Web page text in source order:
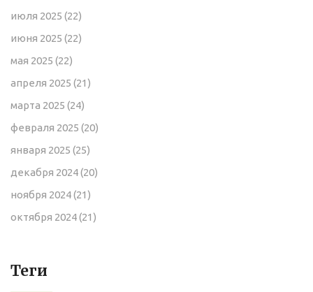
июля 2025 (22)
июня 2025 (22)
мая 2025 (22)
апреля 2025 (21)
марта 2025 (24)
февраля 2025 (20)
января 2025 (25)
декабря 2024(20)
ноября 2024(21)
октября 2024(21)
Теги